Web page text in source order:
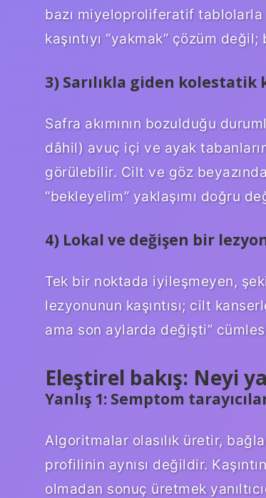
bazı miyeloproliferatif
kaşıntıyı “yakmak” çözüm
3) Sarılıkla giden kolestatik
Safra akımının bozulduğu
dâhil) avuç içi ve ayak
görülebilir. Cilt ve göz
“bekleyelim” yaklaşımı doğru
4) Lokal ve değişen bir
Tek bir noktada iyileşmeyen,
lezyonunun kaşıntısı; cilt
ama son aylarda değişti”
Eleştirel bakış: Neyi
Yanlış 1: Semptom
Algoritmalar olasılık üretir,
profilinin aynısı değildir.
olmadan sonuç üretmek